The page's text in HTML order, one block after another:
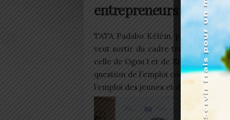
entrepreneurs
TATA Padabo Kèlèm, président du
veut sortir du cadre traditionnel
celle de Ogou 1 et de Zio 1,
question de l’emploi comme une
l’emploi des jeunes et des femmes